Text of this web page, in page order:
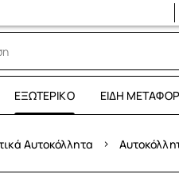
ΕΞΩΤΕΡΙΚΌ ΕΊΔΗ
Αυτοκόλλητα ›